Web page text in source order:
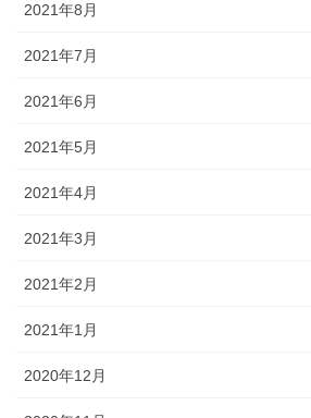
2021年8月
2021年7月
2021年6月
2021年5月
2021年4月
2021年3月
2021年2月
2021年1月
2020年12月